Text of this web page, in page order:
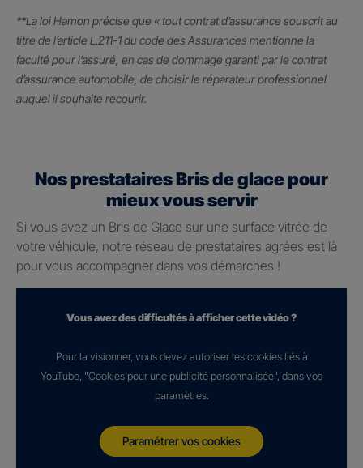
**La loi Hamon précise que « tout contrat d’assurance souscrit au
titre de l’article L.211-1 du code des Assurances mentionne la
faculté pour l’assuré, en cas de dommage garanti par le contrat
d’assurance automobile, de choisir le réparateur professionnel
auquel il souhaite recourir.
Nos prestataires Bris de glace pour
mieux vous servir
Si vous avez un Bris de Glace sur une surface vitrée de
votre véhicule, notre réseau de prestataires agrées est là
pour vous accompagner dans vos démarches !
Vous avez des difficultés à afficher cette vidéo ?
Pour la visionner, vous devez autoriser les cookies liés à
YouTube, "Cookies pour une publicité personnalisée", dans vos
paramètres.
Paramétrer vos cookies